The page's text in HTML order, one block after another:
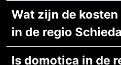
Wat zijn de
in de regio
Is domotica in de